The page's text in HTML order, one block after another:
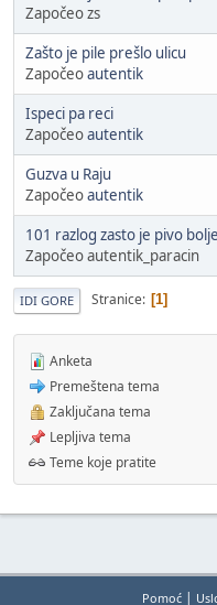
Započeo zs
Zašto je pile prešlo ulicu
Započeoautentik
Ispeci pa reci
Započeoautentik
Guzva u Raju
Započeoautentik
101 razlog zasto je pivo
Započeo autentik_paracin
IDI GORE Stranice 1
Anketa
Premeštena tema
Zaključana tema
Lepljiva tema
Teme koje pratite
Pomoć|